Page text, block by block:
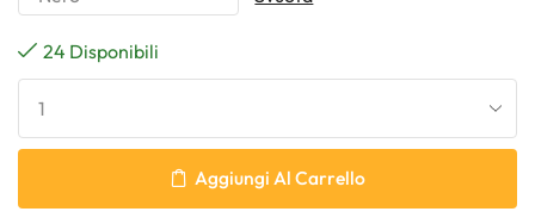
24 Disponibili
Aggiungi Al Carrello